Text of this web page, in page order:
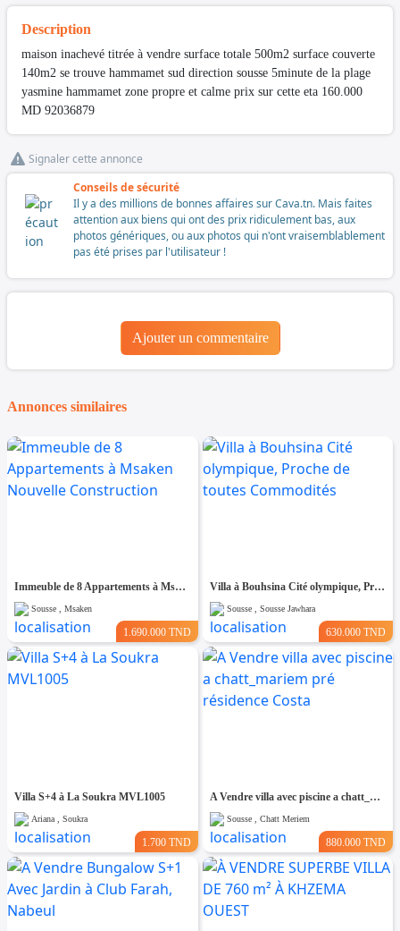
Description
maison inachevé titrée à vendre surface totale 500m2 surface couverte
140m2 se trouve hammamet sud direction sousse 5minute de la plage
yasmine hammamet zone propre et calme prix sur cette eta 160.000
MD 92036879
Signaler cette annonce
Conseils de sécurité
Il y a des millions de bonnes affaires sur Cava.tn. Mais faites
attention aux biens qui ont des prix ridiculement bas, aux
photos génériques, ou aux photos qui n'ont vraisemblablement
pas été prises par l'utilisateur !
Ajouter un commentaire
Annonces similaires
Immeuble de 8 Appartements à Msaken Nouvelle Construction
Sousse , Msaken
1.690.000 TND
Villa à Bouhsina Cité olympique, Proche de toutes Commodités
Sousse , Sousse Jawhara
630.000 TND
Villa S+4 à La Soukra MVL1005
Ariana , Soukra
1.700 TND
A Vendre villa avec piscine a chatt_mariem pré résidence Costa
Sousse , Chatt Meriem
880.000 TND